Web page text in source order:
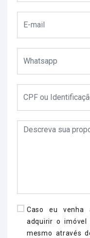
Caso eu venha
adquirir o imóvel
mesmo através